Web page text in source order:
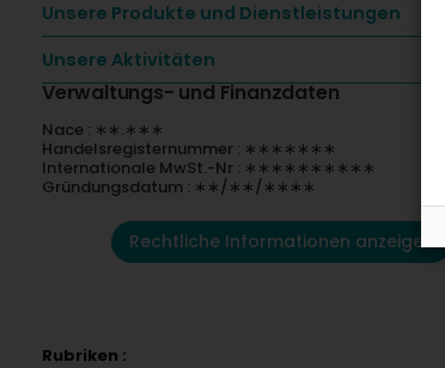
Unsere Produkte und Dienstleistungen
Unsere Aktivitäten
Verwaltungs- und Finanzdaten
Nace : ∗∗.∗∗∗
Handelsregisternummer : ∗∗∗∗∗∗∗
Internationale MwSt.-Nr : ∗∗∗∗∗∗∗∗∗∗
Gründungsdatum : ∗∗/∗∗/∗∗∗∗
Rechtliche Informationen anzeigen
Rubriken :